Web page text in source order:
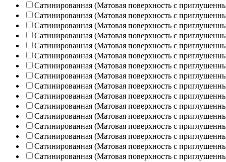
Сатинированная (Матовая поверхность с
Сатинированная (Матовая поверхность с
Сатинированная (Матовая поверхность с
Сатинированная (Матовая поверхность с
Сатинированная (Матовая поверхность с
Сатинированная (Матовая поверхность с
Сатинированная (Матовая поверхность с
Сатинированная (Матовая поверхность с
Сатинированная (Матовая поверхность с
Сатинированная (Матовая поверхность с
Сатинированная (Матовая поверхность с
Сатинированная (Матовая поверхность с
Сатинированная (Матовая поверхность с
Сатинированная (Матовая поверхность с
Сатинированная (Матовая поверхность с
Сатинированная (Матовая поверхность с